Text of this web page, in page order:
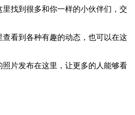
找到很多和你一样的小伙伴们，交
看到各种有趣的动态，也可以在这
片发布在这里，让更多的人能够看